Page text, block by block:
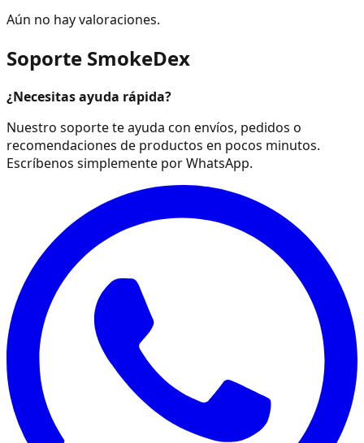
Aún no hay valoraciones.
Soporte SmokeDex
¿Necesitas ayuda rápida?
Nuestro soporte te ayuda con envíos, pedidos o
recomendaciones de productos en pocos minutos.
Escríbenos simplemente por WhatsApp.